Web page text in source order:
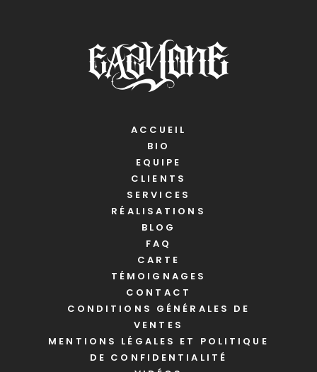
ACCUEIL
BIO
EQUIPE
CLIENTS
SERVICES
RÉALISATIONS
BLOG
FAQ
CARTE
TÉMOIGNAGES
CONTACT
CONDITIONS GÉNÉRALES DE
VENTES
MENTIONS LÉGALES ET POLITIQUE
DE CONFIDENTIALITÉ